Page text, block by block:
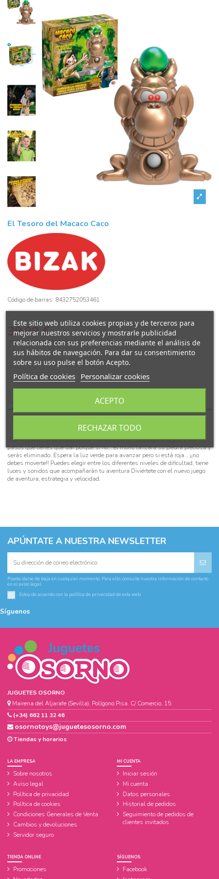
El Tesoro del Macaco Caco
Código de barras: 8432752053461
39,99 €
Impuestos incluidos
Detalles del producto
¿Conseguirás la preciada perla? Piensa bien la estrategia a seguir y los
pasos que tienes que dar porque si no… el mono lanzará su piedra preciosa y
serás eliminado. Espera la luz verde para avanzar pero si está roja… ¡¡no
debes moverte!! Puedes elegir entre los diferentes niveles de dificultad, tiene
luces y sonidos que acompañarán tu aventura Diviértete con el nuevo juego
de aventura, estrategia y velocidad.
APÚNTATE A NUESTRA NEWSLETTER
Puede darse de baja en cualquier momento. Para ello, consulte nuestra información de contacto
en el aviso legal.
Estoy de acuerdo con la política de privacidad de esta web
Síguenos
JUGUETES OSORNO
Mairena del Aljarafe (Sevilla). Polígono Pisa. C/ Comercio, 15.
(+34) 662 11 32 46
osornotoys@juguetesosorno.com
Tiendas y horarios
LA EMPRESA
Sobre nosotros
Aviso legal
Política de privacidad
Política de cookies
Condiciones Generales de Venta
Cambios y devoluciones
Servidor seguro
MI CUENTA
Iniciar sesión
Mi cuenta
Datos personales
Historial de pedidos
Seguimiento de pedidos de
clientes invitados
TIENDA ONLINE
Promociones
SÍGUENOS
Facebook
Este sitio web utiliza cookies propias y de terceros para
mejorar nuestros servicios y mostrarle publicidad
relacionada con sus preferencias mediante el análisis de
sus hábitos de navegación. Para dar su consentimiento
sobre su uso pulse el botón Acepto.
Política de cookies Personalizar cookies
RECHAZAR TODO
ACEPTO